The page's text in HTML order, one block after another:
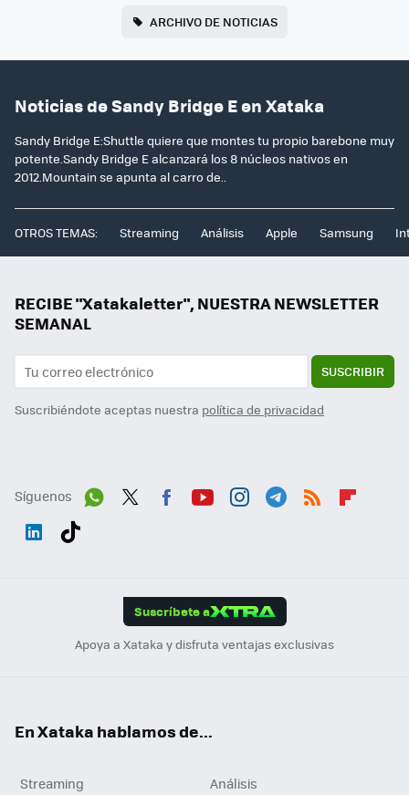
ARCHIVO DE NOTICIAS
Noticias de Sandy Bridge E en Xataka
Sandy Bridge E:Shuttle quiere que montes tu propio barebone muy
potente.Sandy Bridge E alcanzará los 8 núcleos nativos en
2012.Mountain se apunta al carro de..
OTROS TEMAS: Streaming Análisis Apple Samsung
RECIBE "Xatakaletter", NUESTRA NEWSLETTER
SEMANAL
SUSCRIBIR
Suscribiéndote aceptas nuestra política de privacidad
Síguenos
Suscríbete a
Apoya a Xataka y disfruta ventajas exclusivas
En Xataka hablamos de...
Streaming
Análisis